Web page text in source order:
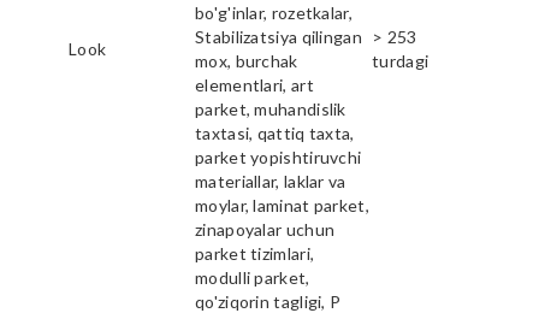
Look
bo'g'inlar, rozetkalar,
Stabilizatsiya qilingan
mox, burchak
elementlari, art
parket, muhandislik
taxtasi, qattiq taxta,
parket yopishtiruvchi
materiallar, laklar va
moylar, laminat parket,
zinapoyalar uchun
parket tizimlari,
modulli parket,
qo'ziqorin tagligi, P
> 253
turdagi